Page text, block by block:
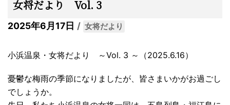
女将だより Vol. 3
2025年6月17日 女将だより
小浜温泉・女将だより ～Vol. 3 ～（2025.6.16）
憂鬱な梅雨の季節になりましたが、皆さまいかがお過ごし
でしょうか。